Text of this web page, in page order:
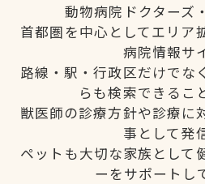
動物病院ドクターズ
首都圏を中心としてエリア
病院情報サ
路線・駅・行政区だけでな
らも検索できるこ
獣医師の診療方針や診療に
事として発
ペットも大切な家族として
ーをサポートし